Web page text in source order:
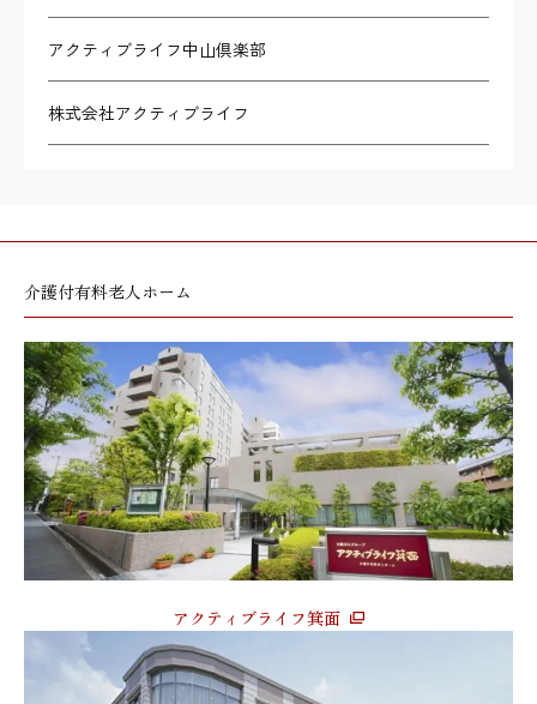
アクティブライフ中山倶楽部
株式会社アクティブライフ
介護付有料老人ホーム
アクティブライフ箕面